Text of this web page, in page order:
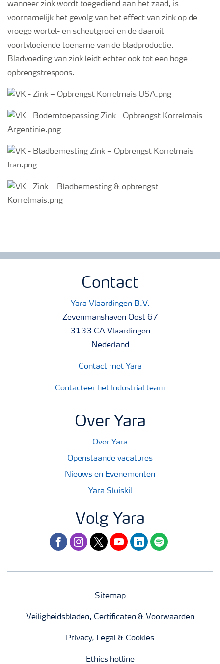
wanneer zink wordt toegediend aan het zaad, is
voornamelijk het gevolg van het effect van zink op de
vroege wortel- en scheutgroei en de daaruit
voortvloeiende toename van de bladproductie.
Bladvoeding van zink leidt echter ook tot een hoge
opbrengstrespons.
Contact
Yara Vlaardingen B.V.
Zevenmanshaven Oost 67
3133 CA Vlaardingen
Nederland
Contact met Yara
Contacteer het Industrial team
Over Yara
Over Yara
Openstaande vacatures
Nieuws en Evenementen
Yara Sluiskil
Volg Yara
facebookinstagram
twitteryoutubelinkedinspotify
Sitemap
Veiligheidsbladen, Certificaten & Voorwaarden
Privacy, Legal & Cookies
Ethics hotline